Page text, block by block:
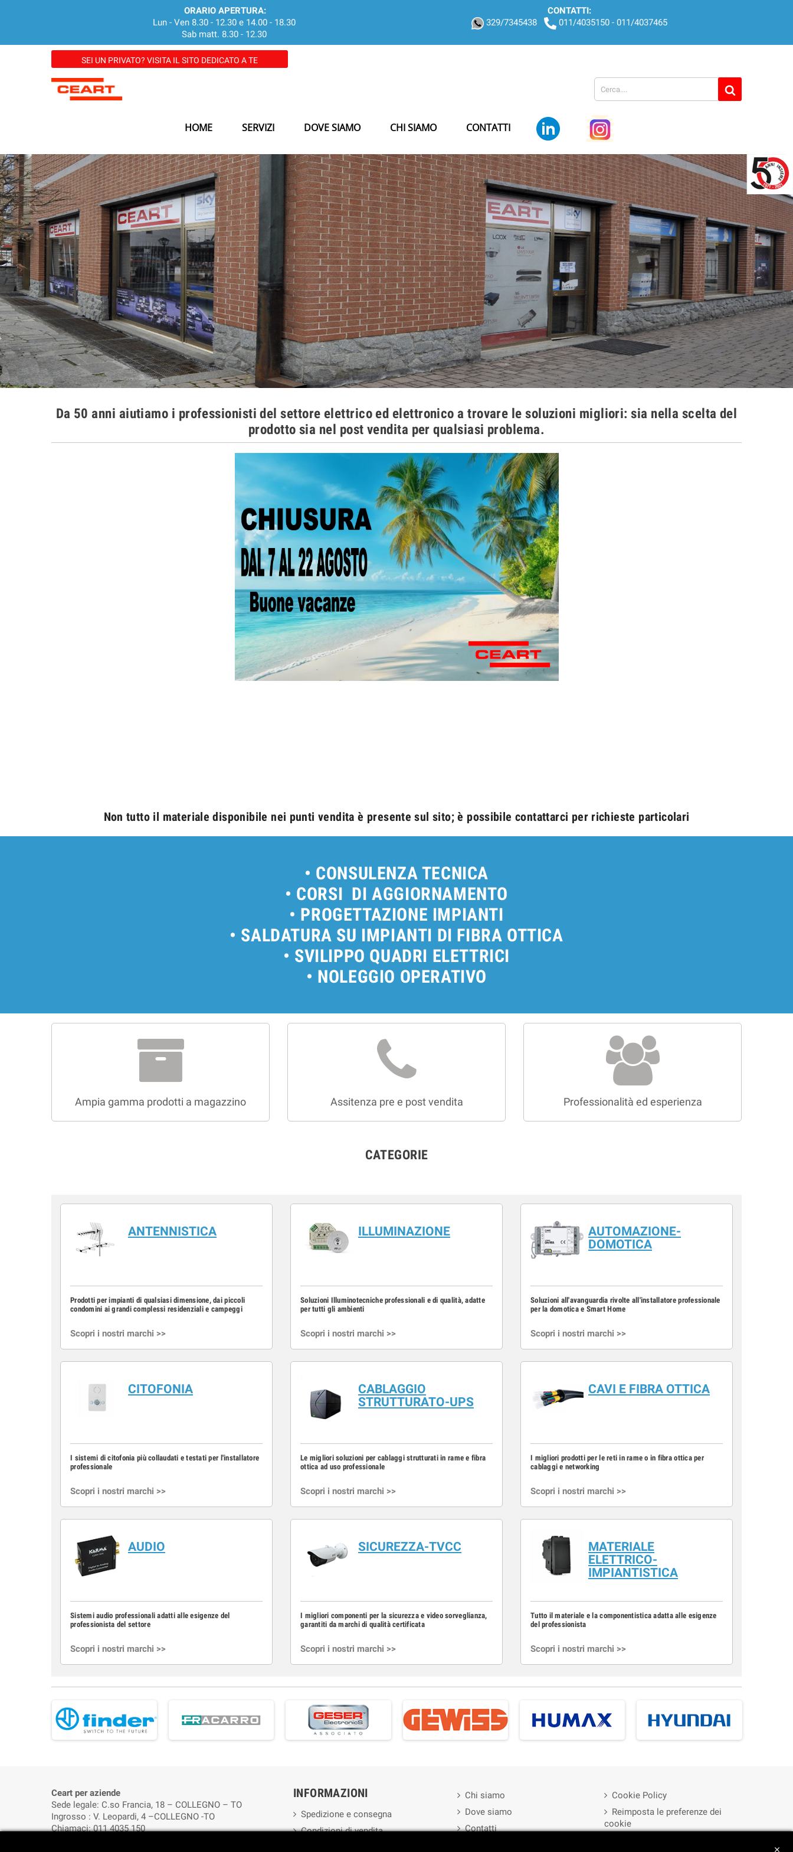
ORARIO APERTURA:
Lun - Ven 8.30 - 12.30 e 14.00 - 18.30
Sab matt. 8.30 - 12.30
CONTATTI:
329/7345438
011/4035150 - 011/4037465
SEI UN PRIVATO? VISITA IL SITO DEDICATO A TE
HOME SERVIZI DOVE SIAMO CHI SIAMO CONTATTI
Da 50 anni aiutiamo i professionisti del settore elettrico ed elettronico a trovare le soluzioni migliori: sia nella scelta del
prodotto sia nel post vendita per qualsiasi problema.
Non tutto il materiale disponibile nei punti vendita è presente sul sito; è possibile contattarci per richieste particolari
• CONSULENZA TECNICA
• CORSI DI AGGIORNAMENTO
• PROGETTAZIONE IMPIANTI
• SALDATURA SU IMPIANTI DI FIBRA OTTICA
• SVILIPPO QUADRI ELETTRICI
• NOLEGGIO OPERATIVO
Ampia gamma prodotti a magazzino Assitenza pre e post vendita Professionalità ed esperienza
CATEGORIE
ANTENNISTICA
Prodotti per impianti di qualsiasi dimensione, dai piccoli
condomini ai grandi complessi residenziali e campeggi
Scopri i nostri marchi >>
ILLUMINAZIONE
Soluzioni Illuminotecniche professionali e di qualità, adatte
per tutti gli ambienti
Scopri i nostri marchi >>
AUTOMAZIONE-
DOMOTICA
Soluzioni all'avanguardia rivolte all'installatore professionale
per la domotica e Smart Home
Scopri i nostri marchi >>
CITOFONIA
I sistemi di citofonia più collaudati e testati per l'installatore
professionale
Scopri i nostri marchi >>
CABLAGGIO
STRUTTURATO-UPS
Le migliori soluzioni per cablaggi strutturati in rame e fibra
ottica ad uso professionale
Scopri i nostri marchi >>
CAVI E FIBRA OTTICA
I migliori prodotti per le reti in rame o in fibra ottica per
cablaggi e networking
Scopri i nostri marchi >>
AUDIO
Sistemi audio professionali adatti alle esigenze del
professionista del settore
Scopri i nostri marchi >>
SICUREZZA-TVCC
I migliori componenti per la sicurezza e video sorveglianza,
garantiti da marchi di qualità certificata
Scopri i nostri marchi >>
MATERIALE
ELETTRICO-
IMPIANTISTICA
Tutto il materiale e la componentistica adatta alle esigenze
del professionista
Scopri i nostri marchi >>
Ceart per aziende
Sede legale: C.so Francia, 18 – COLLEGNO – TO
Ingrosso : V. Leopardi, 4 –COLLEGNO -TO
Chiamaci: 011 4035 150
INFORMAZIONI
Spedizione e consegna
Condizioni di vendita
Chi siamo
Dove siamo
Contatti
Cookie Policy
Reimposta le preferenze dei
cookie
close